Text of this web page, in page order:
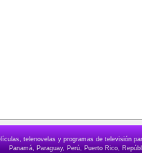
telenovelas y programas de televisión
Panamá, Paraguay, Perú, Puerto Rico,